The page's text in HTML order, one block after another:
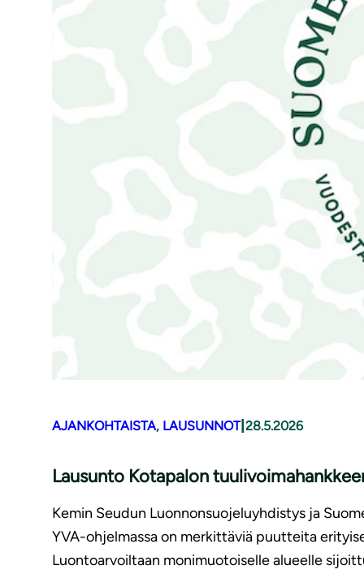
AJANKOHTAISTA, LAUSUNNOT| 28.5.2026
Lausunto Kotapalon
Kemin Seudun Luonnonsuojeluyhdistys ja
YVA-ohjelmassa on merkittäviä puutteita
Luontoarvoiltaan monimuotoiselle alueelle